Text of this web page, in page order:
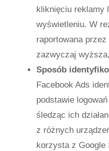
kliknięciu reklamy
wyświetleniu. W
raportowana
zazwyczaj wyższa,
Sposób
Facebook Ads
podstawie
śledząc ich
z różnych
korzysta z Google